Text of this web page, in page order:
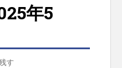
年5
す